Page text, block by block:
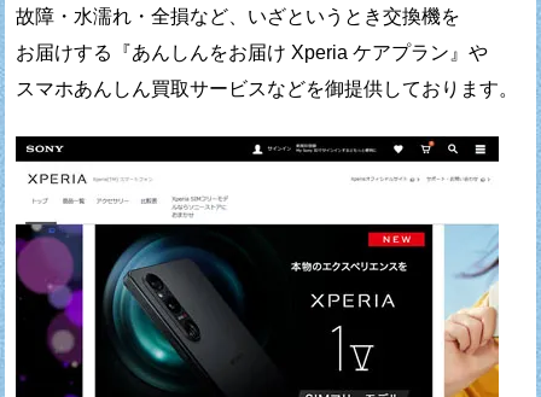
故障・水濡れ・全損など、いざというとき交換機を
お届けする『あんしんをお届け Xperia ケアプラン』や
スマホあんしん買取サービスなどを御提供しております。